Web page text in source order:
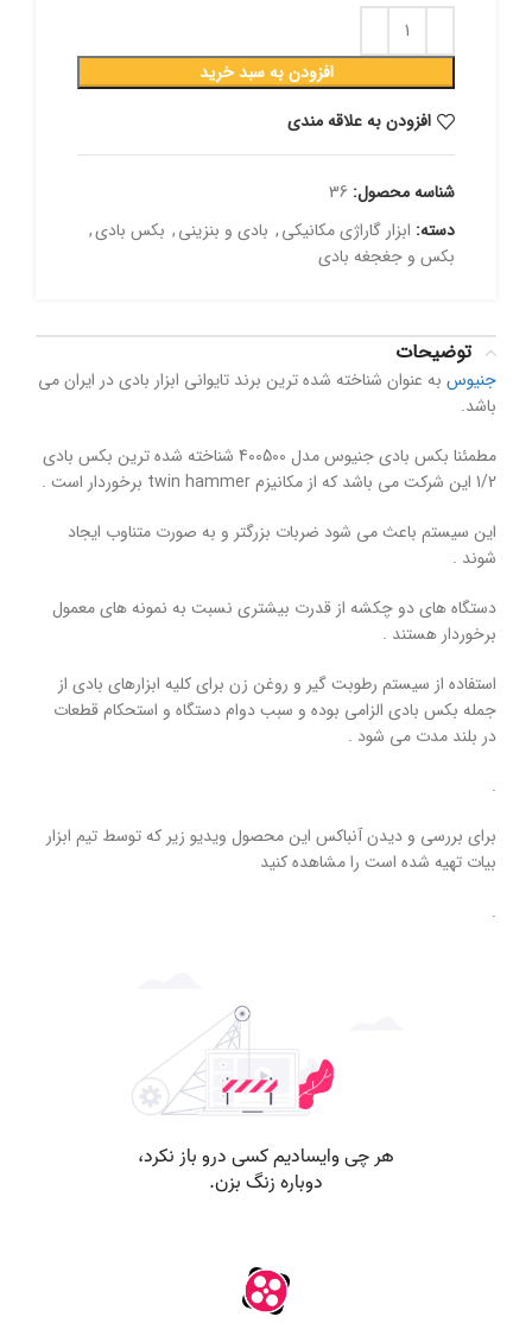
افزودن به سبد خرید
افزودن به علاقه مندی
شناسه محصول: 36
دسته: ابزار گاراژی مکانیکی, بادی و بنزینی, بکس بادی,
بکس و جغجغه بادی
توضیحات
جنیوس به عنوان شناخته شده ترین برند تایوانی ابزار بادی در ایران می
باشد.
مطمئنا بکس بادی جنیوس مدل 400500 شناخته شده ترین بکس بادی
1/2 این شرکت می باشد که از مکانیزم twin hammer برخوردار است .
این سیستم باعث می شود ضربات بزرگتر و به صورت متناوب ایجاد
شوند .
دستگاه های دو چکشه از قدرت بیشتری نسبت به نمونه های معمول
برخوردار هستند .
استفاده از سیستم رطوبت گیر و روغن زن برای کلیه ابزارهای بادی از
جمله بکس بادی الزامی بوده و سبب دوام دستگاه و استحکام قطعات
در بلند مدت می شود .
.
برای بررسی و دیدن آنباکس این محصول ویدیو زیر که توسط تیم ابزار
بیات تهیه شده است را مشاهده کنید
.